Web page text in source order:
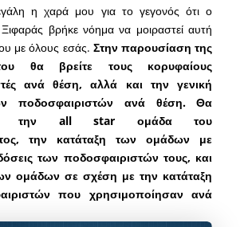
η χαρά μου για το γεγονός ότι ο
βρήκε νόημα να μοιραστεί αυτή
με όλους εσάς. Στην παρουσίαση της
θα βρείτε τους κορυφαίους
ανά θέση, αλλά και την γενική
ποδοσφαιριστών ανά θέση. Θα
την all star ομάδα του
την κατάταξη των ομάδων με
των ποδοσφαιριστών τους, και
ομάδων σε σχέση με την κατάταξη
που χρησιμοποίησαν ανά